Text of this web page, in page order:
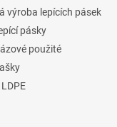
výroba lepících pásek
pásky
použité